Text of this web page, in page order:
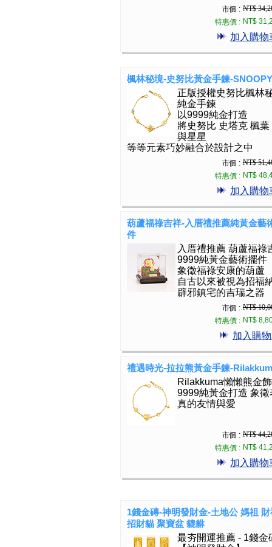
市價 : NT$
特惠價 : NT$
加入購物
楓林秘境-史努比黃金手鍊-SNOOPY
正版授權史努比楓林
純金手鍊
以9999純金打造
將史努比 史塔克 楓葉
與星星
等等元素巧妙融合於設計之中
市價 : NT$
特惠價 : NT$
加入購物
葫蘆福祿吉祥-入厝禮推薦純黃金藝
件
入厝禮推薦 葫蘆福祿
9999純黃金藝術擺件
象徵福祿安康的葫蘆
自古以來被視為招福
辟邪鎮宅的吉瑞之器
市價 : NT$
特惠價 : NT$
加入購
禮遇時光-拉拉熊黃金手鍊-
Rilakkuma懶懶熊金飾
9999純黃金打造 象徵
真的友情與愛
市價 : NT$
特惠價 : NT$
加入購物
1錢金磚-神明發財金-土地公 媽祖
招財貓 聚寶盆 貔貅
最夯開運推薦 - 1錢金